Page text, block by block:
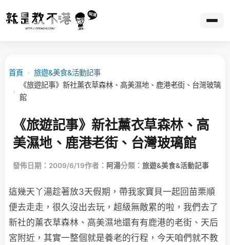
首頁 › 旅遊&美食&活動記事
›
《旅遊記事》新社薰衣草森林、高美濕地、鹿港老街、台灣玻璃
館
《旅遊記事》新社薰衣草森林、高
美濕地、鹿港老街、台灣玻璃館
發佈日期：2009/6/19作者： 阿湯分類： 旅遊&美食&活動記事
這幾天丫湯趁著放3天假期，帶我家寶貝一起回苗栗順
便去走走，很久沒出去玩，超級無敵累的啦，我們去了
新社的薰衣草森林、高美濕地還有有鹿港的老街、天后
宮附近，其實一整個就是養老的行程，今天咱們就不教